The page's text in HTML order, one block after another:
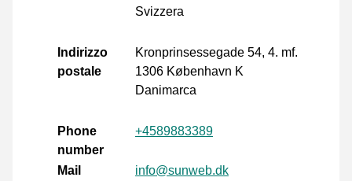
Svizzera
Indirizzo
postale
Kronprinsessegade 54, 4. mf.
1306 København K
Danimarca
Phone
number
+4589883389
Mail
info@sunweb.dk